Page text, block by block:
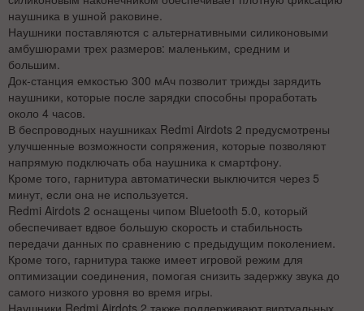
наушника в ушной раковине.
Наушники поставляются с альтернативными силиконовыми
амбушюрами трех размеров: маленьким, средним и
большим.
Док-станция емкостью 300 мАч позволит трижды зарядить
наушники, которые после зарядки способны проработать
около 4 часов.
В беспроводных наушниках Redmi Airdots 2 предусмотрены
улучшенные возможности сопряжения, которые позволяют
напрямую подключать оба наушника к смартфону.
Кроме того, гарнитура автоматически выключится через 5
минут, если она не используется.
Redmi Airdots 2 оснащены чипом Bluetooth 5.0, который
обеспечивает вдвое большую скорость и стабильность
передачи данных по сравнению с предыдущим поколением.
Кроме того, гарнитура также имеет игровой режим для
оптимизации соединения, помогая снизить задержку звука до
самого низкого уровня во время игры.